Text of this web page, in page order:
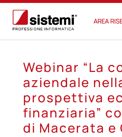
AREA
Webinar “La
aziendale
prospettiva
finanziaria”
di Macerata e